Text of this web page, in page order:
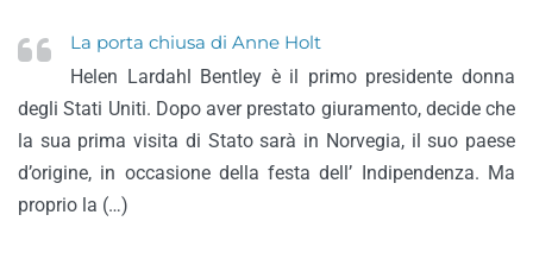
La porta chiusa di Anne Holt
Helen Lardahl Bentley è il primo presidente donna
degli Stati Uniti. Dopo aver prestato giuramento, decide che
la sua prima visita di Stato sarà in Norvegia, il suo paese
d’origine, in occasione della festa dell’ Indipendenza. Ma
proprio la (…)